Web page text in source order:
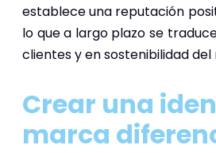
establece una reputación
lo que a largo plazo se
clientes y en sostenibilidad del
Crear una
marca